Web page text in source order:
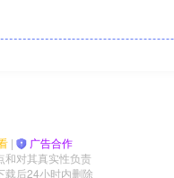
| 广告合作
和对其真实性负责
载后24小时内删除